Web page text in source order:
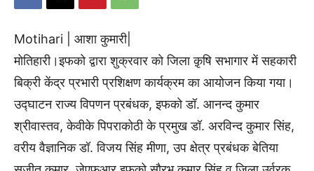
Motihari | आशा कुमारी|
मोतिहारी।इफको द्वारा शुक्रवार को जिला क़ृषि सभागार में सहकारी
बिक्री केंद्र प्रभारी प्रशिक्षण कार्यक्रम का आयोजन किया गया।
उद्घाटन राज्य विपणन प्रबंधक, इफको डॉ. आनन्द कुमार
श्रीवास्तव, केवीके पिपराकोठी के प्रमुख डॉ. अरविन्द कुमार सिंह,
वरीय वैज्ञानिक डॉ. विजय सिंह मीणा, उप क्षेत्र प्रबंधक बेतिया